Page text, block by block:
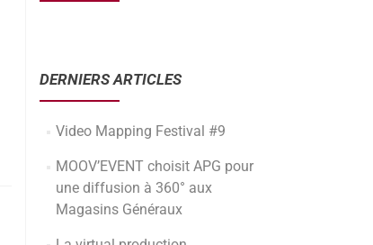
DERNIERS ARTICLES
Video Mapping Festival #9
MOOV’EVENT choisit APG pour
une diffusion à 360° aux
Magasins Généraux